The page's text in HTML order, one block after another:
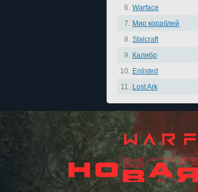
6. Warface
7. Мир кораблей
8. Stalcraft
9. Калибр
10. Enlisted
11. Lost Ark